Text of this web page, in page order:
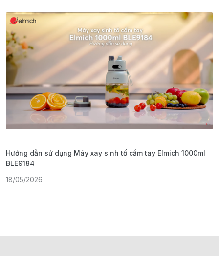
Hướng dẫn sử dụng Máy xay sinh tố cầm tay Elmich 1000ml
BLE9184
18/05/2026